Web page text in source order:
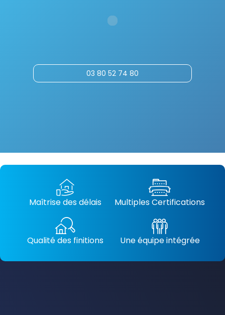
03 80 52 74 80
Maîtrise des délais Multiples Certifications
Qualité des finitions Une équipe intégrée